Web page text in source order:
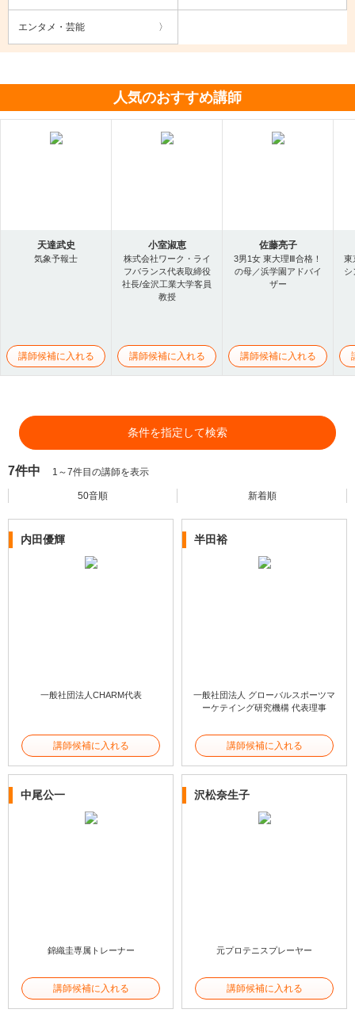
エンタメ・芸能
人気のおすすめ講師
天達武史
気象予報士
講師候補に入れる
小室淑恵
株式会社ワーク・ライ
フバランス代表取締役
社長/金沢工業大学客員
教授
講師候補に入れる
佐藤亮子
3男1女 東大理Ⅲ合格！
の母／浜学園アドバイ
ザー
講師候補に入れる
東
シ
条件を指定して検索
7件中 1～7件目の講師を表示
50音順 新着順
内田優輝
一般社団法人CHARM代表
講師候補に入れる
半田裕
一般社団法人 グローバルスポーツマ
ーケテイング研究機構 代表理事
講師候補に入れる
中尾公一
錦織圭専属トレーナー
講師候補に入れる
沢松奈生子
元プロテニスプレーヤー
講師候補に入れる